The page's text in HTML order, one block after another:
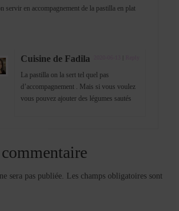
servir en accompagnement de la pastilla en plat
Cuisine de Fadila
La pastilla on la sert tel quel pas
d’accompagnement . Mais si vous voulez
vous pouvez ajouter des légumes sautés
sera pas publiée. Les champs obligatoires sont